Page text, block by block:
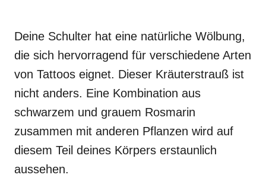
Deine Schulter hat eine natürliche Wölbung,
die sich hervorragend für verschiedene Arten
von Tattoos eignet. Dieser Kräuterstrauß ist
nicht anders. Eine Kombination aus
schwarzem und grauem Rosmarin
zusammen mit anderen Pflanzen wird auf
diesem Teil deines Körpers erstaunlich
aussehen.